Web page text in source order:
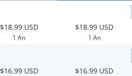
$18.99 USD
1 An
$18.99 USD
1 An
$16.99 USD $16.99 USD